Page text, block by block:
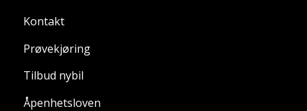
Kontakt
Prøvekjøring
Tilbud nybil
Åpenhetsloven